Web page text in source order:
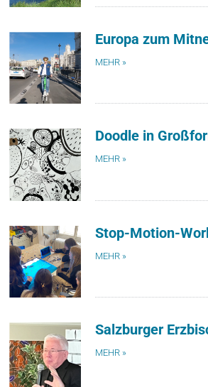
Europa zum
MEHR »
Doodle in
MEHR »
Stop-Motion-
MEHR »
Salzburger
MEHR »